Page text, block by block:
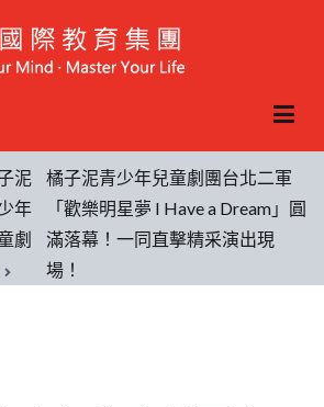
泥
年
劇
橘子泥青少年兒童劇團台北二軍
「歡樂明星夢 I Have a Dream」圓
滿落幕！一同直擊精采演出現
場！